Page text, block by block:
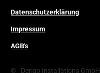
Datenschutzerklärung
Impressum
AGB's
© Derigo Installations GmbH